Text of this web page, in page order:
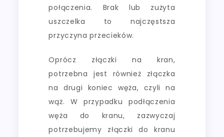
połączenia. Brak lub zużyta
uszczelka to najczęstsza
przyczyna przecieków.
Oprócz złączki na kran,
potrzebna jest również złączka
na drugi koniec węża, czyli na
wąż. W przypadku podłączenia
węża do kranu, zazwyczaj
potrzebujemy złączki do kranu